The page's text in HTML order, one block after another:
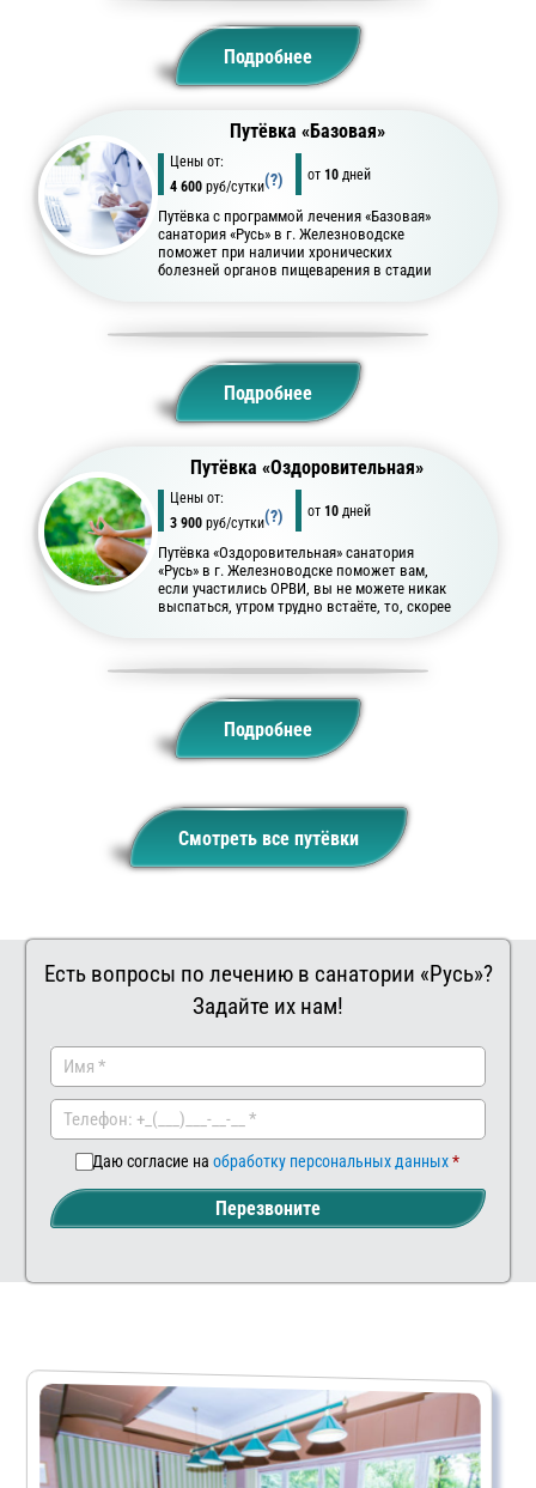
Подробнее
Путёвка «Базовая»
Цены от:
4 600 руб/сутки(?) от 10 дней
Путёвка с программой лечения «Базовая»
санатория «Русь» в г. Железноводске
поможет при наличии хронических
болезней органов пищеварения в стадии
Подробнее
Путёвка «Оздоровительная»
Цены от:
3 900 руб/сутки(?) от 10 дней
Путёвка «Оздоровительная» санатория
«Русь» в г. Железноводске поможет вам,
если участились ОРВИ, вы не можете никак
выспаться, утром трудно встаёте, то, скорее
Подробнее
Смотреть все путёвки
Есть вопросы по лечению в санатории «Русь»?
Задайте их нам!
ш
мен
тар
ий
Даю согласие на обработку персональных данных
Перезвоните